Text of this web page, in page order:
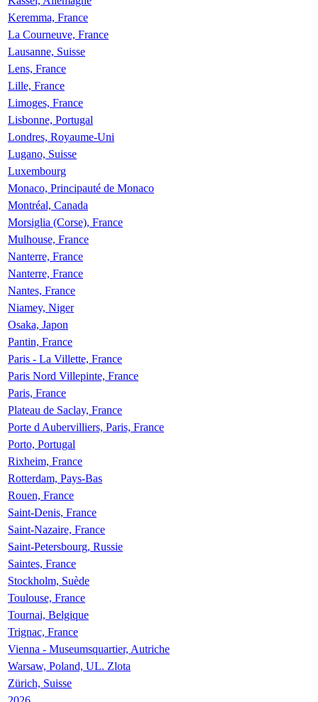
Keremma, France
La Courneuve, France
Lausanne, Suisse
Lens, France
Lille, France
Limoges, France
Lisbonne, Portugal
Londres, Royaume-Uni
Lugano, Suisse
Luxembourg
Monaco, Principauté de Monaco
Montréal, Canada
Morsiglia (Corse), France
Mulhouse, France
Nanterre, France
Nanterre, France
Nantes, France
Niamey, Niger
Osaka, Japon
Pantin, France
Paris - La Villette, France
Paris Nord Villepinte, France
Paris, France
Plateau de Saclay, France
Porte d Aubervilliers, Paris, France
Porto, Portugal
Rixheim, France
Rotterdam, Pays-Bas
Rouen, France
Saint-Denis, France
Saint-Nazaire, France
Saint-Petersbourg, Russie
Saintes, France
Stockholm, Suède
Toulouse, France
Tournai, Belgique
Trignac, France
Vienna - Museumsquartier, Autriche
Warsaw, Poland, UL. Zlota
Zürich, Suisse